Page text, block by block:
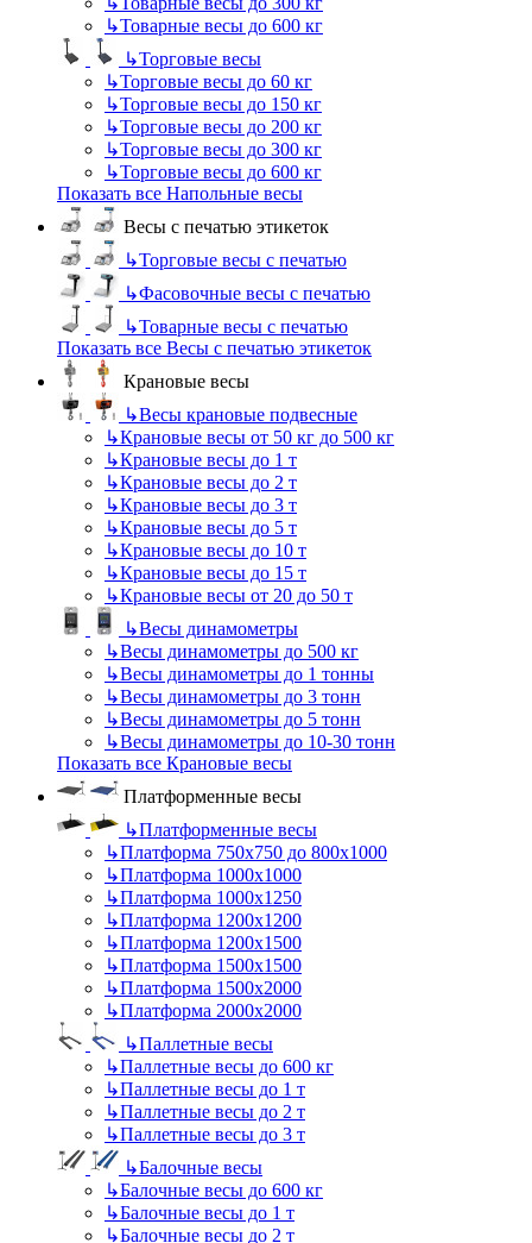
↳Товарные весы до 600 кг
↳Торговые весы
↳Торговые весы до 60 кг
↳Торговые весы до 150 кг
↳Торговые весы до 200 кг
↳Торговые весы до 300 кг
↳Торговые весы до 600 кг
Показать все Напольные весы
Весы с печатью этикеток
↳Торговые весы с печатью
↳Фасовочные весы с печатью
↳Товарные весы с печатью
Показать все Весы с печатью этикеток
Крановые весы
↳Весы крановые подвесные
↳Крановые весы от 50 кг до 500 кг
↳Крановые весы до 1 т
↳Крановые весы до 2 т
↳Крановые весы до 3 т
↳Крановые весы до 5 т
↳Крановые весы до 10 т
↳Крановые весы до 15 т
↳Крановые весы от 20 до 50 т
↳Весы динамометры
↳Весы динамометры до 500 кг
↳Весы динамометры до 1 тонны
↳Весы динамометры до 3 тонн
↳Весы динамометры до 5 тонн
↳Весы динамометры до 10-30 тонн
Показать все Крановые весы
Платформенные весы
↳Платформенные весы
↳Платформа 750х750 до 800х1000
↳Платформа 1000х1000
↳Платформа 1000х1250
↳Платформа 1200х1200
↳Платформа 1200х1500
↳Платформа 1500х1500
↳Платформа 1500х2000
↳Платформа 2000х2000
↳Паллетные весы
↳Паллетные весы до 600 кг
↳Паллетные весы до 1 т
↳Паллетные весы до 2 т
↳Паллетные весы до 3 т
↳Балочные весы
↳Балочные весы до 600 кг
↳Балочные весы до 1 т
↳Балочные весы до 2 т